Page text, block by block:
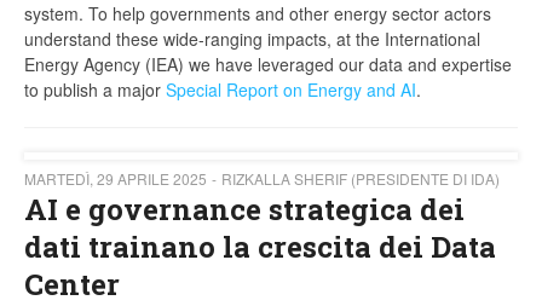
system. To help governments and other energy sector actors
understand these wide-ranging impacts, at the International
Energy Agency (IEA) we have leveraged our data and expertise
to publish a major Special Report on Energy and AI.
MARTEDÌ, 29 APRILE 2025 RIZKALLA SHERIF (PRESIDENTE DI IDA)
AI e governance strategica dei
dati trainano la crescita dei Data
Center